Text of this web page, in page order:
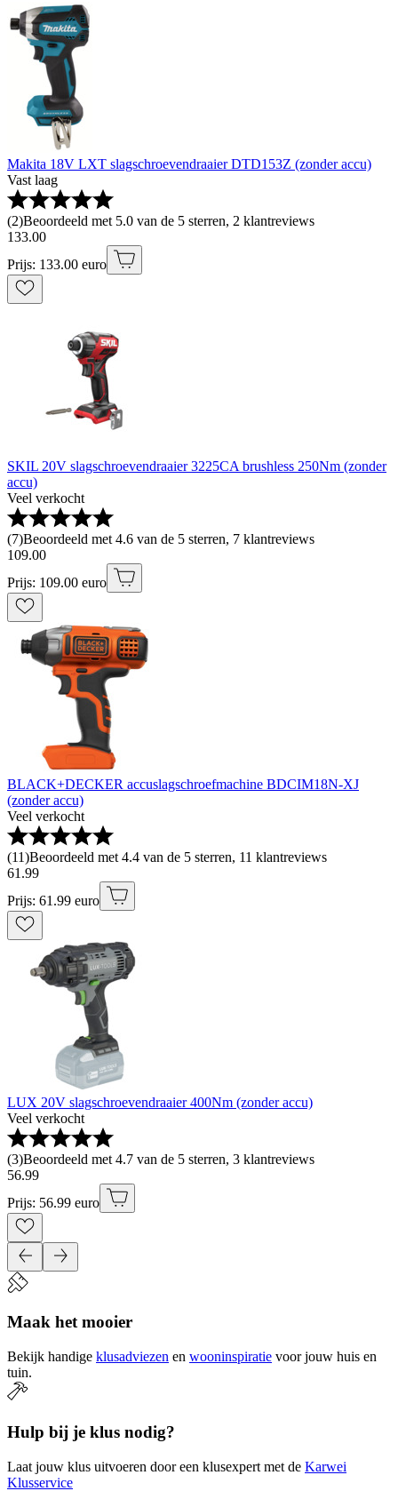
Makita 18V LXT slagschroevendraaier DTD153Z (zonder accu)
Vast laag
(2)Beoordeeld met 5.0 van de 5 sterren, 2 klantreviews
133.00
Prijs: 133.00 euro
SKIL 20V slagschroevendraaier 3225CA brushless 250Nm (zonder
accu)
Veel verkocht
(7)Beoordeeld met 4.6 van de 5 sterren, 7 klantreviews
109.00
Prijs: 109.00 euro
BLACK+DECKER accuslagschroefmachine BDCIM18N-XJ
(zonder accu)
Veel verkocht
(11)Beoordeeld met 4.4 van de 5 sterren, 11 klantreviews
61 .99
Prijs: 61.99 euro
LUX 20V slagschroevendraaier 400Nm (zonder accu)
Veel verkocht
(3)Beoordeeld met 4.7 van de 5 sterren, 3 klantreviews
56.99
Prijs: 56.99 euro
Maak het mooier
Bekijk handige klusadviezen en wooninspiratie voor jouw huis en
tuin.
Hulp bij je klus nodig?
Laat jouw klus uitvoeren door een klusexpert met de Karwei
Klusservice